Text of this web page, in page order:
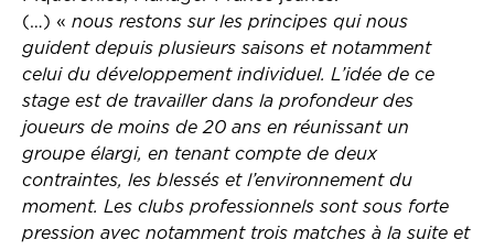
(…) « nous restons sur les principes qui nous
guident depuis plusieurs saisons et notamment
celui du développement individuel. L’idée de ce
stage est de travailler dans la profondeur des
joueurs de moins de 20 ans en réunissant un
groupe élargi, en tenant compte de deux
contraintes, les blessés et l’environnement du
moment. Les clubs professionnels sont sous forte
pression avec notamment trois matches à la suite et